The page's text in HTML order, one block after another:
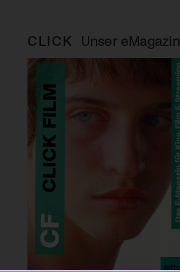
CLICK Unser eMagazin